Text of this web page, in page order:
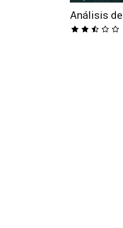
Análisis